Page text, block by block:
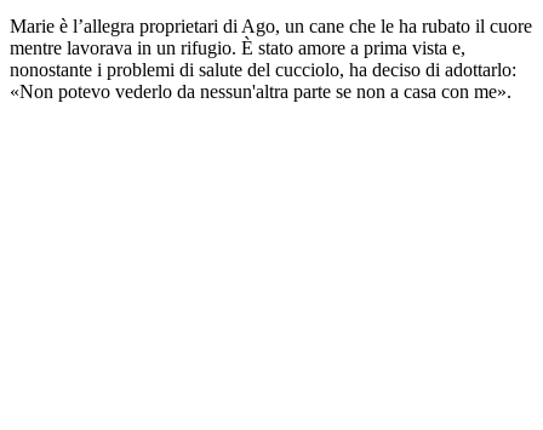
Marie è l’allegra proprietari di Ago, un cane che le ha rubato il cuore
mentre lavorava in un rifugio. È stato amore a prima vista e,
nonostante i problemi di salute del cucciolo, ha deciso di adottarlo:
«Non potevo vederlo da nessun'altra parte se non a casa con me».